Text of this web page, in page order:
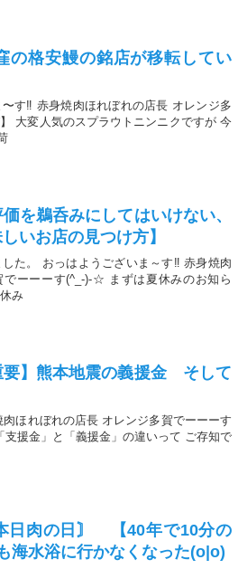
格安鰻の銘店が移転してい
す‼️ 赤身焼肉ほれぼれの店長 オレンジ多
大変人気のスプラウトニンニクですが 今
鵜呑みにしてはいけない、
いお店の見つけ方】
た。 おっはようございま～す‼️ 赤身焼肉
ーーーす(^_-)-☆ まずは夏休みのお知ら
み
】熊本地震の義援金 そして
ほれぼれの店長 オレンジ多賀でーーーす
援金」と「義援金」の違いって ご存知で
肉の日〙 【40年で10分の
海水浴に行かなくなった(o|o)